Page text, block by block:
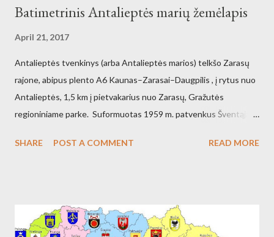
Batimetrinis Antalieptės marių žemėlapis
April 21, 2017
Antalieptės tvenkinys (arba Antalieptės marios) telkšo Zarasų
rajone, abipus plento A6 Kaunas–Zarasai–Daugpilis , į rytus nuo
Antalieptės, 1,5 km į pietvakarius nuo Zarasų, Gražutės
regioniniame parke. Suformuotas 1959 m. patvenkus Šventąją
(galia 2460 kW) reikmėms. Kraštovaizdžio draustinis.
SHARE POST A COMMENT READ MORE